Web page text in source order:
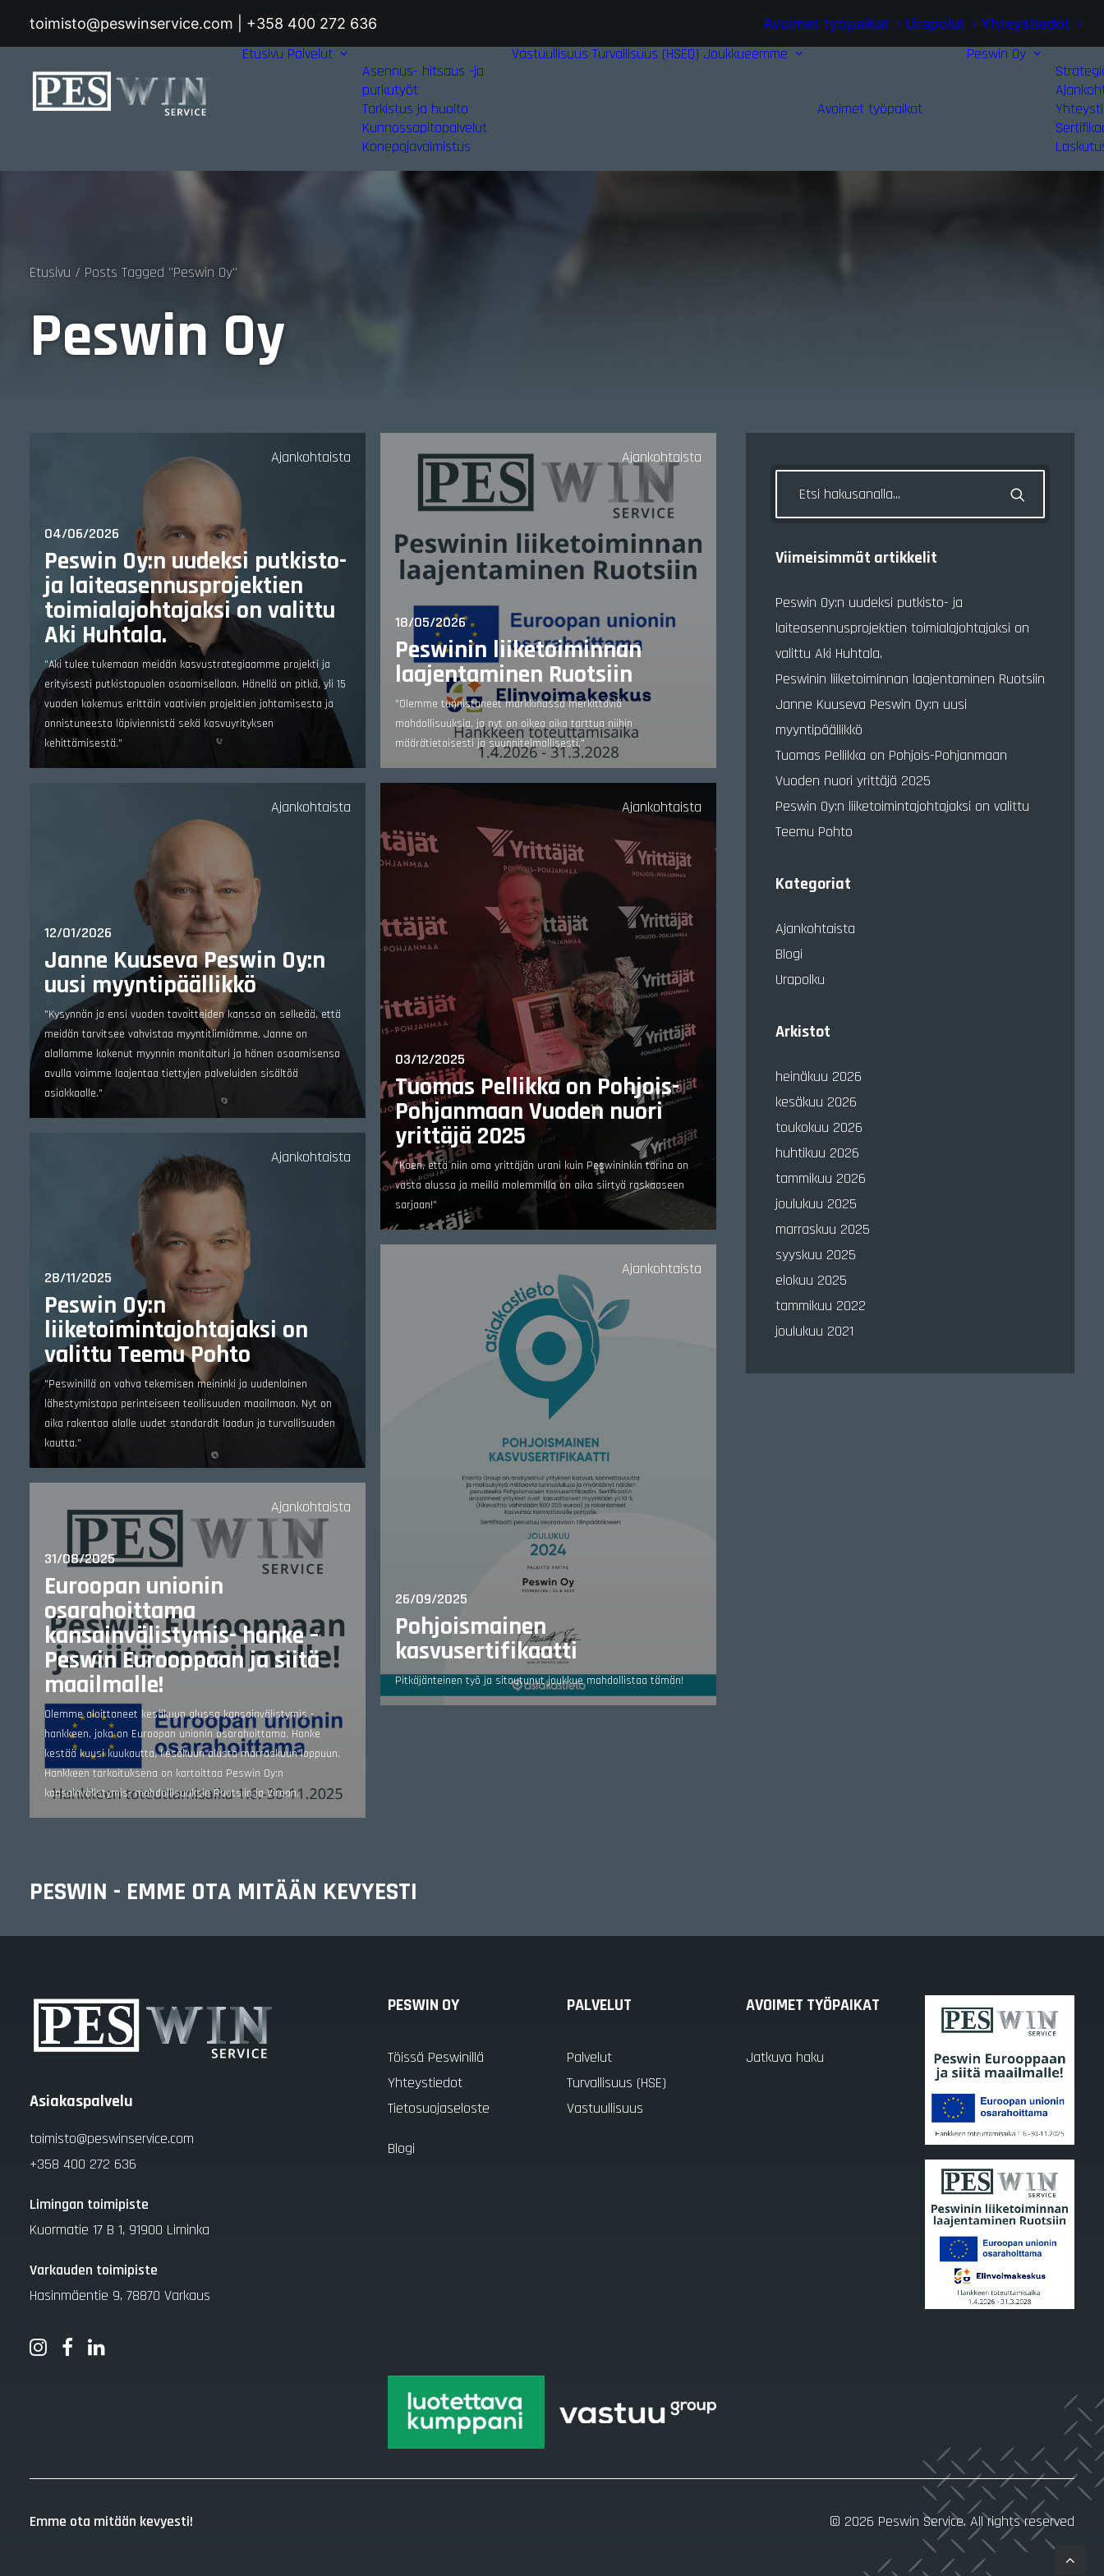
toimisto@peswinservice.com | +358 400 272 636 Avoimet työpaikat Urapolut Yhteystiedot
Etusivu Palvelut
Asennus- hitsaus -ja
purkutyöt
Tarkistus ja huolto
Kunnossapitopalvelut
Konepajavalmistus
Vastuullisuus Turvallisuus (HSEQ) Joukkueemme
Avoimet työpaikat
Peswin Oy
Etusivu Posts Tagged "Peswin Oy"
Peswin Oy
Ajankohtaista
04/06/2026
Peswin Oy:n uudeksi putkisto-
ja laiteasennusprojektien
toimialajohtajaksi on valittu
Aki Huhtala.
"Aki tulee tukemaan meidän kasvustrategiaamme projekti ja
erityisesti putkistopuolen osaamisellaan. Hänellä on pitkä, yli 15
vuoden kokemus erittäin vaativien projektien johtamisesta ja
onnistuneesta läpiviennistä sekä kasvuyrityksen
kehittämisestä."
Ajankohtaista
18/05/2026
Peswinin liiketoiminnan
laajentaminen Ruotsiin
"Olemme tunnistaneet markkinassa merkittäviä
mahdollisuuksia, ja nyt on oikea aika tarttua niihin
määrätietoisesti ja suunnitelmallisesti."
Ajankohtaista
12/01/2026
Janne Kuuseva Peswin Oy:n
uusi myyntipäällikkö
"Kysynnän ja ensi vuoden tavoitteiden kanssa on selkeää, että
meidän tarvitsee vahvistaa myyntitiimiämme. Janne on
alallamme kokenut myynnin monitaituri ja hänen osaamisensa
avulla voimme laajentaa tiettyjen palveluiden sisältöä
asiakkaalle."
Ajankohtaista
03/12/2025
Tuomas Pellikka on Pohjois-
Pohjanmaan Vuoden nuori
yrittäjä 2025
"Koen, että niin oma yrittäjän urani kuin Peswininkin tarina on
vasta alussa ja meillä molemmilla on aika siirtyä raskaaseen
sarjaan!”
Ajankohtaista
28/11/2025
Peswin Oy:n
liiketoimintajohtajaksi on
valittu Teemu Pohto
"Peswinillä on vahva tekemisen meininki ja uudenlainen
lähestymistapa perinteiseen teollisuuden maailmaan. Nyt on
aika rakentaa alalle uudet standardit laadun ja turvallisuuden
kautta.”
Ajankohtaista
26/09/2025
Pohjoismainen
kasvusertifikaatti
Pitkäjänteinen työ ja sitoutunut joukkue mahdollistaa tämän!
Ajankohtaista
31/08/2025
Euroopan unionin
osarahoittama
kansainvälistymis- hanke –
Peswin Eurooppaan ja siitä
maailmalle!
Olemme aloittaneet kesäkuun alussa kansainvälistymis -
hankkeen, joka on Euroopan unionin osarahoittama. Hanke
kestää kuusi kuukautta, kesäkuun alusta marraskuun loppuun.
Hankkeen tarkoituksena on kartoittaa Peswin Oy:n
kansainvälistymis- mahdollisuuksia Ruotsiin ja Viroon.
Viimeisimmät artikkelit
Peswin Oy:n uudeksi putkisto- ja
laiteasennusprojektien toimialajohtajaksi on
valittu Aki Huhtala.
Peswinin liiketoiminnan laajentaminen Ruotsiin
Janne Kuuseva Peswin Oy:n uusi
myyntipäällikkö
Tuomas Pellikka on Pohjois-Pohjanmaan
Vuoden nuori yrittäjä 2025
Peswin Oy:n liiketoimintajohtajaksi on valittu
Teemu Pohto
Kategoriat
Ajankohtaista
Blogi
Urapolku
Arkistot
heinäkuu 2026
kesäkuu 2026
toukokuu 2026
huhtikuu 2026
tammikuu 2026
joulukuu 2025
marraskuu 2025
syyskuu 2025
elokuu 2025
tammikuu 2022
joulukuu 2021
PESWIN - EMME OTA MITÄÄN KEVYESTI
Asiakaspalvelu
toimisto@peswinservice.com
+358 400 272 636
Limingan toimipiste
Kuormatie 17 B 1, 91900 Liminka
Varkauden toimipiste
Hasinmäentie 9, 78870 Varkaus
PESWIN OY
Töissä Peswinillä
Yhteystiedot
Tietosuojaseloste
Blogi
PALVELUT
Palvelut
Turvallisuus (HSE)
Vastuullisuus
AVOIMET TYÖPAIKAT
Jatkuva haku
Emme ota mitään kevyesti! © 2026 Peswin Service. All rights reserved